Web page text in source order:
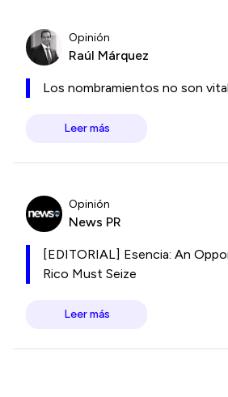
Opinión
Raúl Márquez
Los nombramientos no son
Leer más
Opinión
News PR
[EDITORIAL] Esencia: An
Rico Must Seize
Leer más